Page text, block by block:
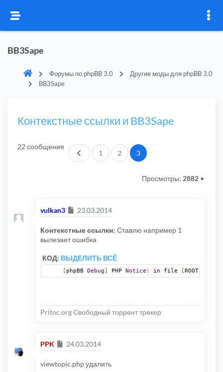
BB3Sape
Форумы по phpBB 3.0
Другие моды для phpBB 3.0
BB3Sape
Контекстные ссылки и BB3Sape
22 сообщения
Пред.1 2 3
Просмотры: 2882 •
vulkan3 Сообщение
23.03.2014
Контекстные ссылки: Ставлю например 1
вылезает ошибка
КОД: ВЫДЕЛИТЬ ВСЁ
phpBB Debug PHP Notice : in file ROOT
Pritoc.org Свободный торрент трекер
PPK Сообщение
24.03.2014
viewtopic.php удалить